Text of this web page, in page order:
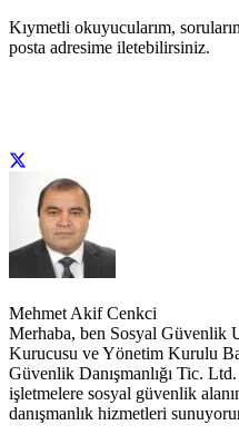
Kıymetli okuyucularım,
posta adresime iletebilirsiniz.
Mehmet Akif Cenkci
Merhaba, ben Sosyal Güvenlik
Kurucusu ve Yönetim Kurulu
Güvenlik Danışmanlığı Tic.
işletmelere sosyal güvenlik
danışmanlık hizmetleri